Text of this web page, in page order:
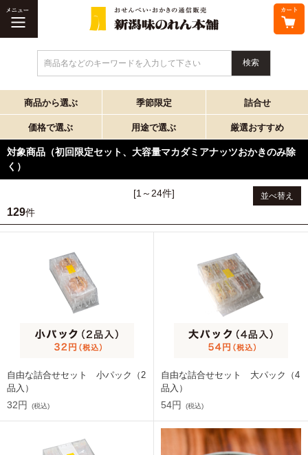
商品名などのキーワードを入力して下さい
商品から選ぶ 季節限定 詰合せ
価格で選ぶ 用途で選ぶ 厳選おすすめ
対象商品（初回限定セット、大容量マカダミアナッツおかきのみ除
く）
並べ替え
[1～24件]
129件
自由な詰合せセット 小パック（2
品入）
32円 (税込)
自由な詰合せセット 大パック（4
品入）
54円 (税込)